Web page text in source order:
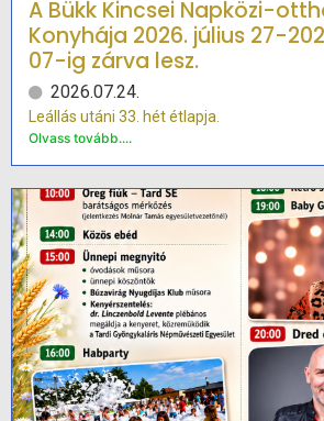
A Bükk Kincsei Napközi-
Konyhája 2026. július 27-
07-ig zárva lesz.
2026.07.24.
Leállás utáni 33. hét étlapja.
Olvass tovább....